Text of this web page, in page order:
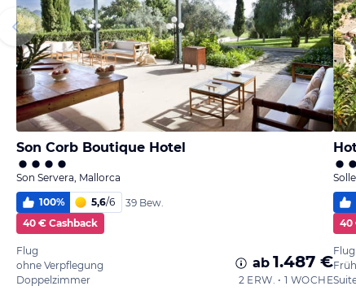
Son Corb Boutique Hotel
Son Servera, Mallorca
100% 5,6/6
39 Bew.
40 € Cashback
Flug
ohne Verpflegung
Doppelzimmer
ab 1.487 €
2 ERW. • 1 WOCHE
40
Flug